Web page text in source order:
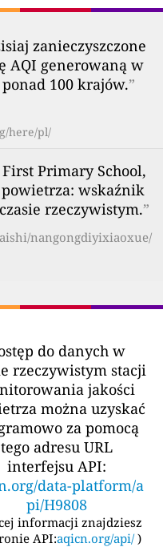
zanieczyszczone
AQI generowaną w
100 krajów.”
here/pl/
Primary School,
wskaźnik
rzeczywistym.”
nangongdiyixiaoxue/
do danych w
rzeczywistym stacji
jakości
można uzyskać
za pomocą
tego adresu URL
interfejsu API:
data-platform/a
pi/H9808
informacji znajdziesz
API:aqicn.org/api/ )